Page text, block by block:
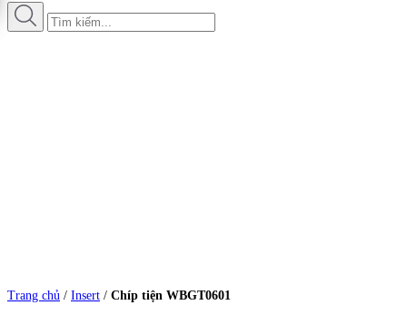
Trang chủ / Insert / Chíp tiện WBGT0601